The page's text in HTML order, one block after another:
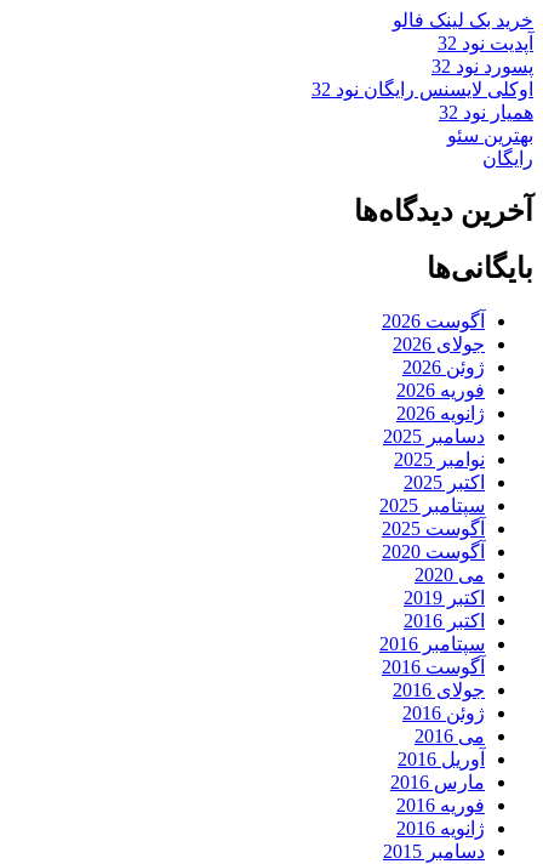
خرید بک لینک فالو
آپدیت نود 32
پسورد نود 32
اوکلی لایسنس رایگان نود 32
همیار نود 32
بهترین سئو
رایگان
آخرین دیدگاه‌ها
بایگانی‌ها
آگوست 2026
جولای 2026
ژوئن 2026
فوریه 2026
ژانویه 2026
دسامبر 2025
نوامبر 2025
اکتبر 2025
سپتامبر 2025
آگوست 2025
آگوست 2020
می 2020
اکتبر 2019
اکتبر 2016
سپتامبر 2016
آگوست 2016
جولای 2016
ژوئن 2016
می 2016
آوریل 2016
مارس 2016
فوریه 2016
ژانویه 2016
دسامبر 2015